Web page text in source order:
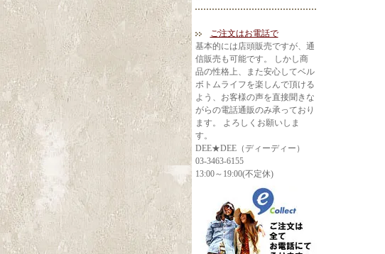
ご注文はお電話で
基本的には店頭販売ですが、通
信販売も可能です。 しかし商
品の性格上、また安心してベル
ボトムライフを楽しんで頂ける
よう、お客様の声を直接聞きな
がらの電話通販のみ承っており
ます。 よろしくお願いしま
す。
DEE★DEE（ディーディー）
03-3463-6155
13:00～19:00(不定休)